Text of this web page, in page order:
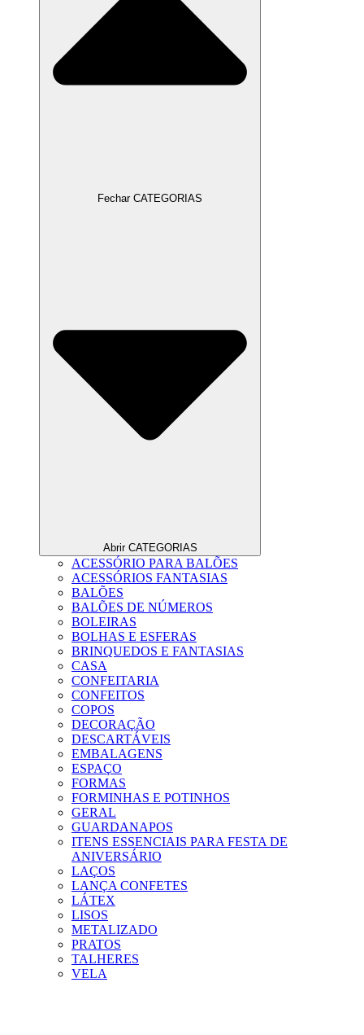
Fechar CATEGORIAS
Abrir CATEGORIAS
ACESSÓRIO PARA BALÕES
ACESSÓRIOS FANTASIAS
BALÕES
BALÕES DE NÚMEROS
BOLEIRAS
BOLHAS E ESFERAS
BRINQUEDOS E FANTASIAS
CASA
CONFEITARIA
CONFEITOS
COPOS
DECORAÇÃO
DESCARTÁVEIS
EMBALAGENS
ESPAÇO
FORMAS
FORMINHAS E POTINHOS
GERAL
GUARDANAPOS
ITENS ESSENCIAIS PARA FESTA DE
ANIVERSÁRIO
LAÇOS
LANÇA CONFETES
LÁTEX
LISOS
METALIZADO
PRATOS
TALHERES
VELA